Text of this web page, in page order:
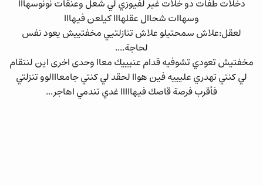
دخلات طفات دو خلات غير لفيوزي لي شعل وعنقات نونوسهااا
وسهاات شحاال عقلهااا كيلعن فيهااا
لعقل:علاش سمحتيلو علاش تنازلتيي مخفتييش يعود نفس
لحاجة....
مخفتيش تعودي تشوفيه قدام عنيييك معاا وحدى اخرى اين لنتقام
لي كنتي تهدري عليييه فين هواا لحقد لي كنتي جامعااالوو تنزلتي
فأقرب فرصة قاصك فيهااااا غدي تندمي اهاجر...